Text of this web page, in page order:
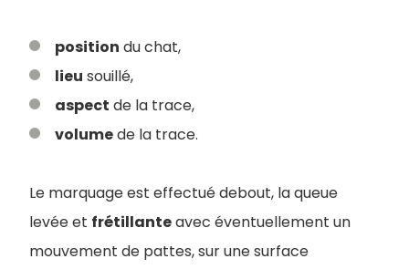
position du chat,
lieu souillé,
aspect de la trace,
volumede la trace.
Le marquage est effectué debout, la queue
levée et frétillanteavec éventuellement un
mouvement de pattes, sur une surface